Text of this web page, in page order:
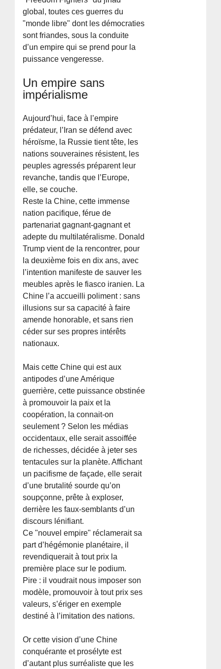
global, toutes ces guerres du
"monde libre" dont les démocraties
sont friandes, sous la conduite
d’un empire qui se prend pour la
puissance vengeresse.
Un empire sans
impérialisme
Aujourd’hui, face à l’empire
prédateur, l’Iran se défend avec
héroïsme, la Russie tient tête, les
nations souveraines résistent, les
peuples agressés préparent leur
revanche, tandis que l’Europe,
elle, se couche.
Reste la Chine, cette immense
nation pacifique, férue de
partenariat gagnant-gagnant et
adepte du multilatéralisme. Donald
Trump vient de la rencontrer, pour
la deuxième fois en dix ans, avec
l’intention manifeste de sauver les
meubles après le fiasco iranien. La
Chine l’a accueilli poliment : sans
illusions sur sa capacité à faire
amende honorable, et sans rien
céder sur ses propres intérêts
nationaux.
Mais cette Chine qui est aux
antipodes d’une Amérique
guerrière, cette puissance obstinée
à promouvoir la paix et la
coopération, la connait-on
seulement ? Selon les médias
occidentaux, elle serait assoiffée
de richesses, décidée à jeter ses
tentacules sur la planète. Affichant
un pacifisme de façade, elle serait
d’une brutalité sourde qu’on
soupçonne, prête à exploser,
derrière les faux-semblants d’un
discours lénifiant.
Ce "nouvel empire" réclamerait sa
part d’hégémonie planétaire, il
revendiquerait à tout prix la
première place sur le podium.
Pire : il voudrait nous imposer son
modèle, promouvoir à tout prix ses
valeurs, s’ériger en exemple
destiné à l’imitation des nations.
Or cette vision d’une Chine
conquérante et prosélyte est
d’autant plus surréaliste que les